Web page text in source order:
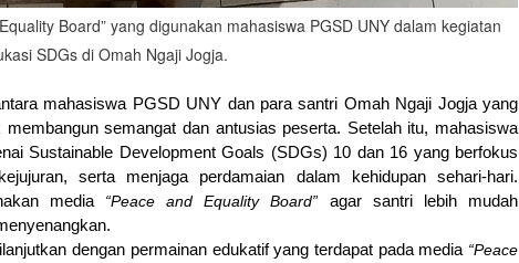
Board” yang digunakan mahasiswa PGSD UNY dalam kegiatan
SDGs di Omah Ngaji Jogja.
mahasiswa PGSD UNY dan para santri Omah Ngaji Jogja yang
semangat dan antusias peserta. Setelah itu, mahasiswa
Sustainable Development Goals (SDGs) 10 dan 16 yang berfokus
serta menjaga perdamaian dalam kehidupan sehari-hari.
media “Peace and Equality Board” agar santri lebih mudah
dengan permainan edukatif yang terdapat pada media “Peace